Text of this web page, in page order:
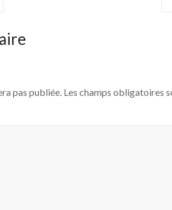
pas publiée. Les champs obligatoires